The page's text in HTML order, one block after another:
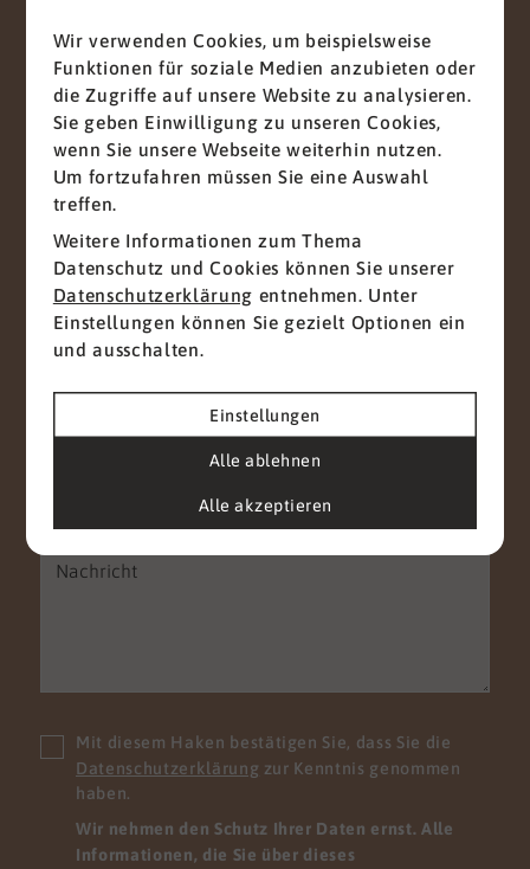
ist mir ehrenamtliches Engagement sehr wichtig.
Insofern engagiere ich mich in verschiedenen
Bereichen u.a. bei Rotary international und lokal
vor Ort in unserer Gemeinde. Ich bin
leidenschaftlicher Mountain Biker. Bei dieser
Sportart kommt es auf viele Aspekte an, das
macht sie so reizvoll und interessant für mich.
Vorname*
Nachname*
E-Mail*
Mit diesem Haken bestätigen Sie, dass Sie die
Datenschutzerklärung zur Kenntnis genommen
haben.
Wir nehmen den Schutz Ihrer Daten ernst. Alle
Informationen, die Sie über dieses
Wir verwenden Cookies, um beispielsweise
Funktionen für soziale Medien anzubieten oder
die Zugriffe auf unsere Website zu analysieren.
Sie geben Einwilligung zu unseren Cookies,
wenn Sie unsere Webseite weiterhin nutzen.
Um fortzufahren müssen Sie eine Auswahl
treffen.
Weitere Informationen zum Thema
Datenschutz und Cookies können Sie unserer
Datenschutzerklärung entnehmen. Unter
Einstellungen können Sie gezielt Optionen ein
und ausschalten.
Einstellungen
Alle ablehnen
Alle akzeptieren